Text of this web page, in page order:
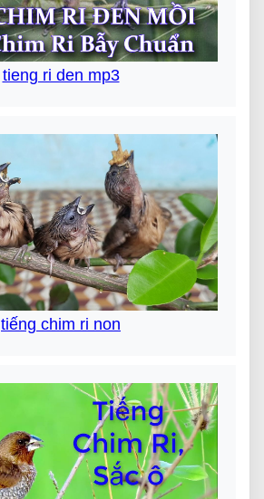
tieng ri den mp3
tiếng chim ri non